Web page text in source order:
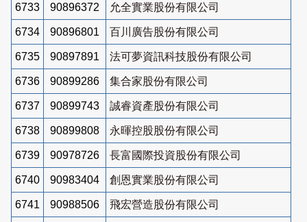
6733 90896372 允全實業股份有限公司
6734 90896801 百川廣告股份有限公司
6735 90897891 法可夢資訊科技股份有限公司
6736 90899286 集合家股份有限公司
6737 90899743 誠睿資產股份有限公司
6738 90899808 永暉控股股份有限公司
6739 90978726 長富國際投資股份有限公司
6740 90983404 創恩實業股份有限公司
6741 90988506 飛宏營造股份有限公司